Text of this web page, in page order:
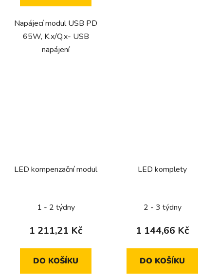
Napájecí modul USB PD
65W, K.x/Q.x- USB
napájení
LED kompenzační modul
1 - 2 týdny
1 211,21 Kč
DO KOŠÍKU
LED komplety
2 - 3 týdny
1 144,66 Kč
DO KOŠÍKU